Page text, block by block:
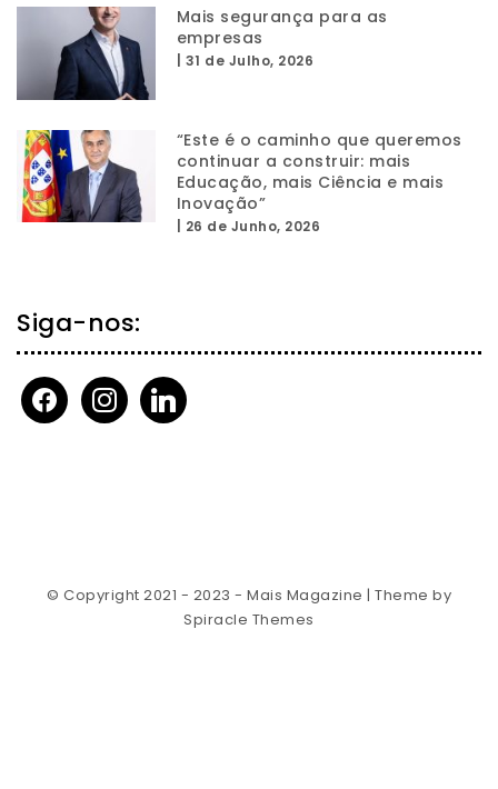
Mais segurança para as
empresas
31 de Julho, 2026
“Este é o caminho que queremos
continuar a construir: mais
Educação, mais Ciência e mais
Inovação”
26 de Junho, 2026
Siga-nos:
facebookinstagramlinkedin
© Copyright 2021 - 2023 - Mais Magazine | Theme by
Spiracle Themes